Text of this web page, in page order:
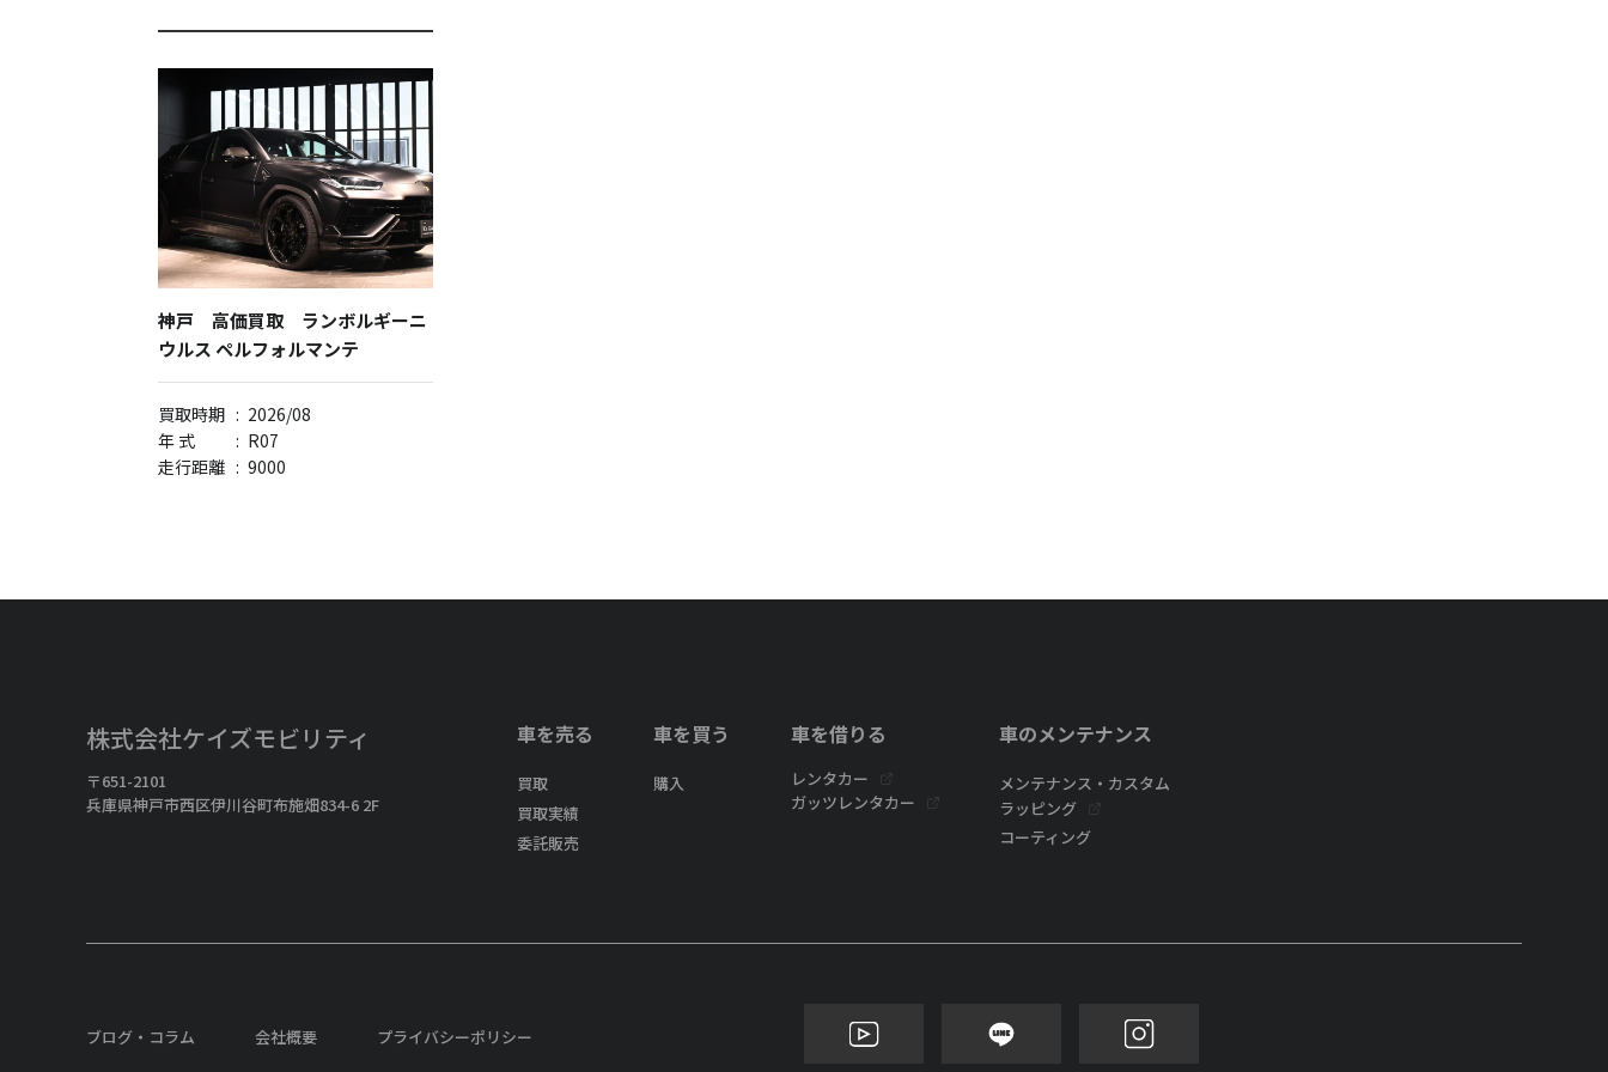
神戸 高価買取 ランボルギーニ
ウルス ペルフォルマンテ
買取時期 : 2026/08
年 式
: R07
走行距離 : 9000
株式会社ケイズモビリティ
〒651-2101
兵庫県神戸市西区伊川谷町布施畑834-6 2F
車を売る
買取
買取実績
委託販売
車を買う
購入
車を借りる
レンタカー
ガッツレンタカー
車のメンテナンス
メンテナンス・カスタム
ラッピング
コーティング
ブログ・コラム 会社概要 プライバシーポリシー